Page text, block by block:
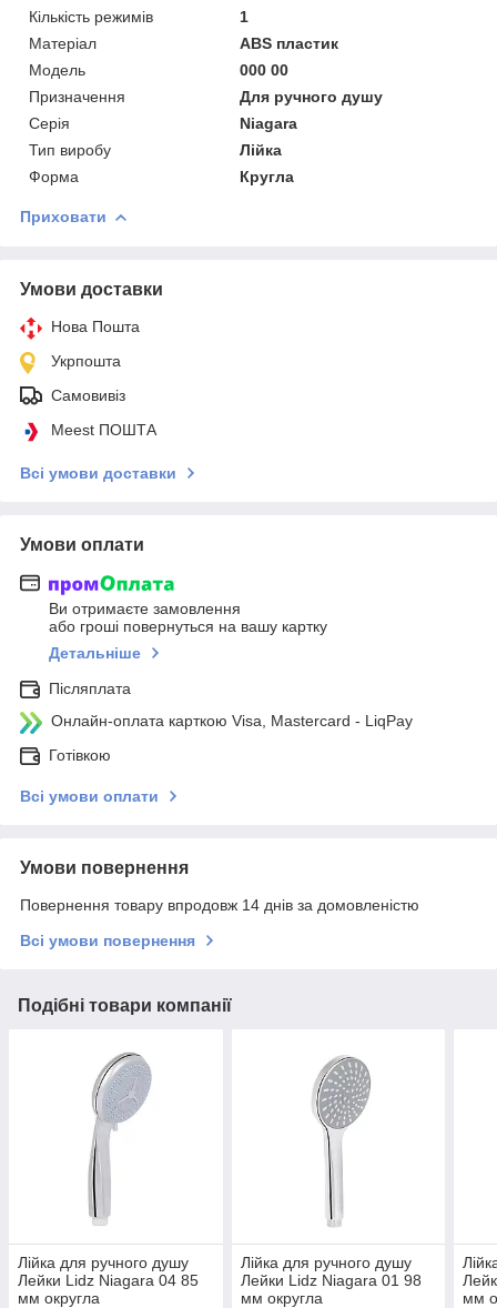
Кількість режимів
1
Матеріал
ABS пластик
Мoдель
000 00
Призначення
Для ручного душу
Серія
Niagara
Тип виробу
Лійка
Форма
Кругла
Приховати
Умови доставки
Нова Пошта
Укрпошта
Самовивіз
Meest ПОШТА
Всі умови доставки
Умови оплати
Ви отримаєте замовлення
або гроші повернуться на вашу картку
Детальніше
Післяплата
Онлайн-оплата карткою Visa, Mastercard - LiqPay
Готівкою
Всі умови оплати
Умови повернення
Повернення товару впродовж 14 днів за домовленістю
Всі умови повернення
Подібні товари компанії
Лійка для ручного душу
Лейки Lidz Niagara 04 85
мм округла
Лійка для ручного душу
Лейки Lidz Niagara 01 98
мм округла
мм